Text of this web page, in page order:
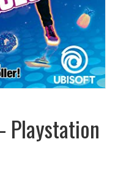
Playstation